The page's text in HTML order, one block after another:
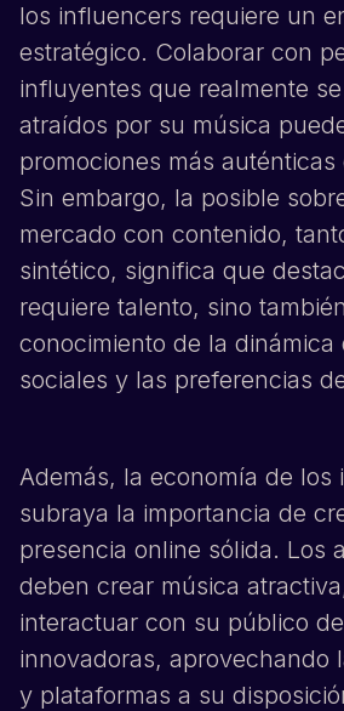
los influencers requiere un
estratégico. Colaborar con
influyentes que realmente
atraídos por su música
promociones más auténticas
Sin embargo, la posible
mercado con contenido,
sintético, significa que
requiere talento, sino
conocimiento de la dinámica
sociales y las preferencias
Además, la economía de los
subraya la importancia de
presencia online sólida. Los
deben crear música
interactuar con su público
innovadoras, aprovechando
y plataformas a su